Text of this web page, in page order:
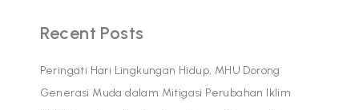
Recent Posts
Peringati Hari Lingkungan Hidup, MHU Dorong
Generasi Muda dalam Mitigasi Perubahan Iklim